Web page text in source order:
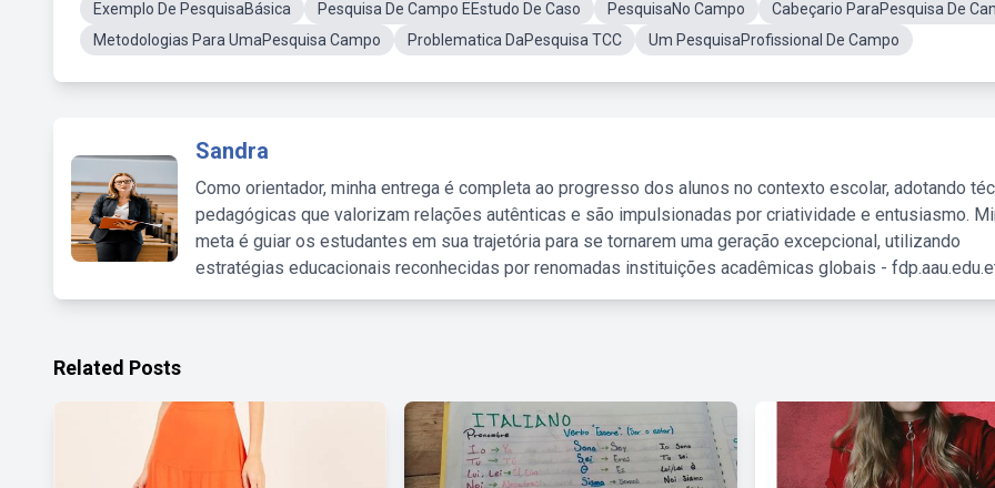
Exemplo De PesquisaBásica
Pesquisa De Campo EEstudo De Caso PesquisaNo Campo
Cabeçario ParaPesquisa De
Metodologias Para UmaPesquisa Campo
Problematica DaPesquisa TCC Um PesquisaProfissional De Campo
Sandra
Como orientador, minha entrega é completa ao progresso dos alunos no contexto escolar, adotando
pedagógicas que valorizam relações autênticas e são impulsionadas por criatividade e entusiasmo.
meta é guiar os estudantes em sua trajetória para se tornarem uma geração excepcional, utilizando
estratégias educacionais reconhecidas por renomadas instituições acadêmicas globais -
Related Posts